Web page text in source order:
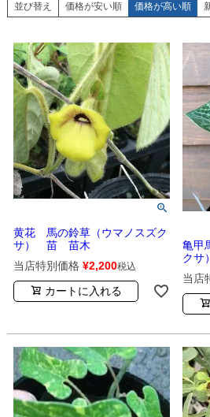
並び替え 価格が安い順 価格が高い順
黄花 馬の鈴草（ウマノスズク
サ） 苗 苗木
当店特別価格 ¥2,200税込
カートに入れる
亀甲
ク
当店